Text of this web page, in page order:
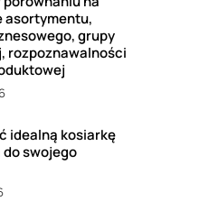
asortymentu,
grupy
rozpoznawalności
idealną kosiarkę
swojego